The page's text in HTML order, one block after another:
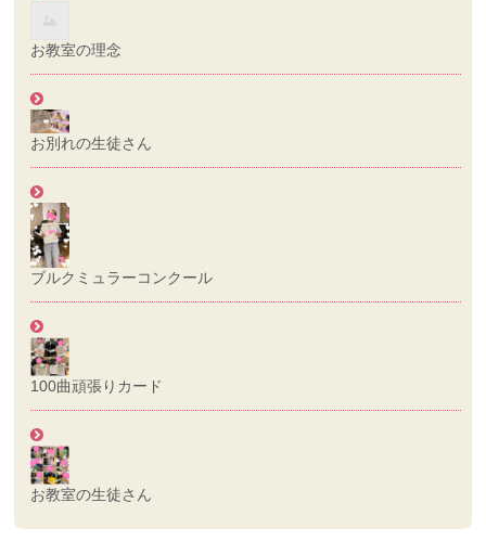
お教室の理念
お別れの生徒さん
ブルクミュラーコンクール
100曲頑張りカード
お教室の生徒さん